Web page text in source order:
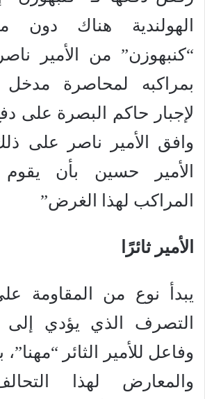
الهولندية هناك دون
“كنبهوزن” من الأمير
بمراكبه لمحاصرة
لإجبار حاكم البصرة على
وافق الأمير ناصر على
الأمير حسين بأن
المراكب لهذا الغرض”
الأمير ثائرًا
يبدأ نوع من المقاومة
التصرف الذي يؤدي
وفاعل للأمير الثائر
والمعارض لهذا